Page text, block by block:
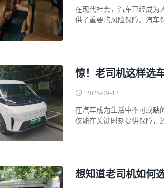
在现代社会，汽车已经成为
供了重要的风险保障。汽车
惊！老司机这样选
2025-09-12
在汽车成为生活中不可或缺
仅能在关键时刻提供保障，
想知道老司机如何